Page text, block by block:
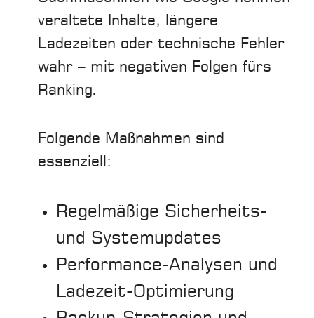
veraltete Inhalte, längere
Ladezeiten oder technische Fehler
wahr – mit negativen Folgen fürs
Ranking.
Folgende Maßnahmen sind
essenziell:
Regelmäßige Sicherheits-
und Systemupdates
Performance-Analysen und
Ladezeit-Optimierung